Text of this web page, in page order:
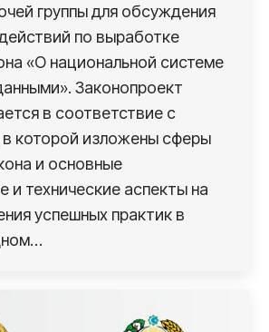
группы для обсуждения
по выработке
«О национальной системе
Законопроект
в соответствие с
в которой изложены сферы
и основные
и технические аспекты на
успешных практик в